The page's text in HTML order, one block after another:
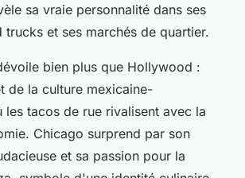
sa vraie personnalité dans ses
et ses marchés de quartier.
bien plus que Hollywood :
de la culture mexicaine-
les tacos de rue rivalisent avec la
Chicago surprend par son
et sa passion pour la